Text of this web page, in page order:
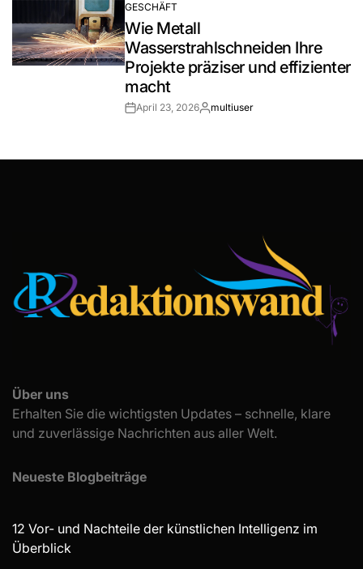
POSTED
IN
GESCHÄFT
Wie Metall
Wasserstrahlschneiden Ihre
Projekte präziser und effizienter
macht
PostApril 23, 2026By:multiuser
Über uns
Erhalten Sie die wichtigsten Updates – schnelle, klare
und zuverlässige Nachrichten aus aller Welt.
Neueste Blogbeiträge
12 Vor- und Nachteile der künstlichen Intelligenz im
Überblick